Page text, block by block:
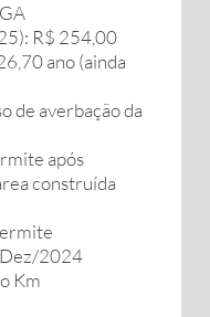
R$ 254,00
ano (ainda
de averbação da
após
construída
Dez/2024
Km